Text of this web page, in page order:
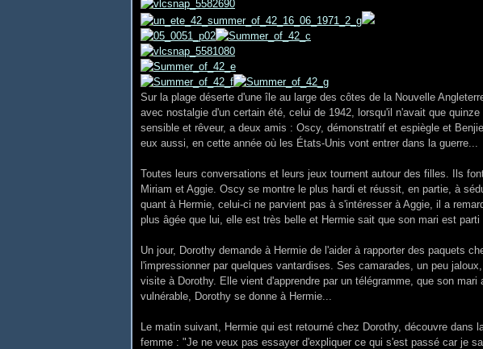
Sur la plage déserte d'une île au large des côtes de la Nouvelle
avec nostalgie d'un certain été, celui de 1942, lorsqu'il n'avait que
sensible et rêveur, a deux amis : Oscy, démonstratif et espiègle et
eux aussi, en cette année où les États-Unis vont entrer dans la guerre...
Toutes leurs conversations et leurs jeux tournent autour des filles. Ils
Miriam et Aggie. Oscy se montre le plus hardi et réussit, en partie, à
quant à Hermie, celui-ci ne parvient pas à s'intéresser à Aggie, il a
plus âgée que lui, elle est très belle et Hermie sait que son mari est parti
Un jour, Dorothy demande à Hermie de l'aider à rapporter des paquets
l'impressionner par quelques vantardises. Ses camarades, un peu
visite à Dorothy. Elle vient d'apprendre par un télégramme, que son
vulnérable, Dorothy se donne à Hermie...
Le matin suivant, Hermie qui est retourné chez Dorothy, découvre dans
femme : "Je ne veux pas essayer d'expliquer ce qui s'est passé car je